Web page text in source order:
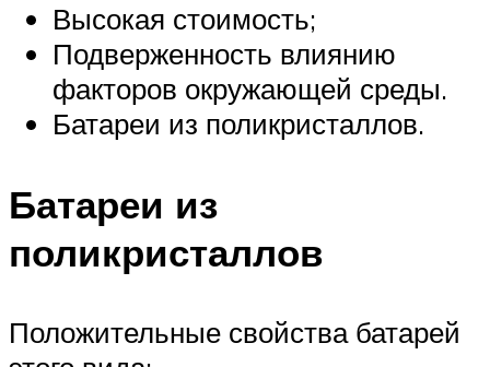
Высокая стоимость;
Подверженность влиянию
факторов окружающей среды.
Батареи из поликристаллов.
Батареи из
поликристаллов
Положительные свойства батарей